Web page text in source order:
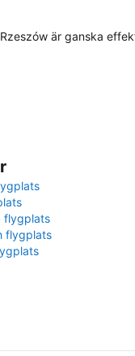
är ganska
flygplats
flygplats